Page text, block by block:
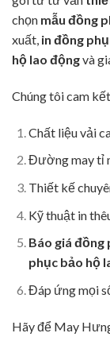
chọn mẫu đồng
xuất, in đồng
hộ lao độngvà
Chúng tôi cam
Chất liệu vải
Đường may tỉ
Thiết kế
Kỹ thuật in
Báo giá đồng
phục bảo hộ
Đáp ứng mọi
Hãy để May